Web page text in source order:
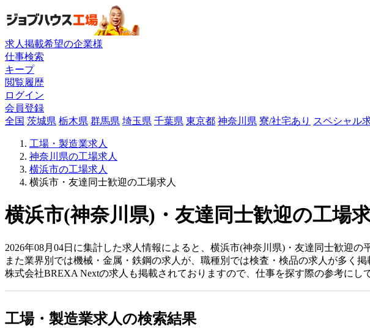
求人掲載希望の企業様
仕事検索
キープ
閲覧履歴
ログイン
会員登録
全国 茨城県 栃木県 群馬県 埼玉県 千葉県 東京都 神奈川県 寮/社宅あり スペシャル
工場・製造業求人
神奈川県の工場求人
横浜市の工場求人
横浜市・友達同士歓迎の工場求人
横浜市(神奈川県)・友達同士歓迎の工場
2026年08月04日に集計した求人情報によると、横浜市(神奈川県)・友達同士歓迎
また業界別では機械・金属・鉄鋼の求人が、職種別では検査・検品の求人が多く掲
株式会社BREXA Nextの求人も掲載されておりますので、仕事を探す際の参考にし
工場・製造業求人の検索結果